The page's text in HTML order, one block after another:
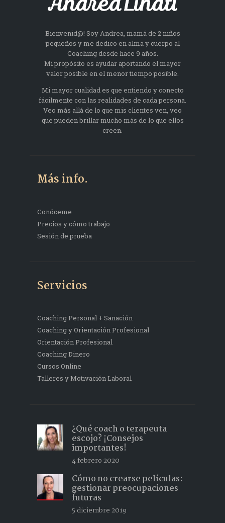
Bienvenid@! Soy Andrea, mamá de 2 niños
pequeños y me dedico en alma y cuerpo al
Coaching desde hace 9 años.
Mi propósito es ayudar aportando el mayor
valor posible en el menor tiempo posible.
Mi mayor cualidad es que entiendo y conecto
fácilmente con las realidades de cada persona.
Veo más allá de lo que mis clientes ven, veo
que pueden brillar mucho más de lo que ellos
creen.
Más info.
Conóceme
Precios y cómo trabajo
Sesión de prueba
Servicios
Coaching Personal + Sanación
Coaching y Orientación Profesional
Orientación Profesional
Coaching Dinero
Cursos Online
Talleres y Motivación Laboral
¿Qué coach o terapeuta
escojo? ¡Consejos
importantes!
4 febrero 2020
Cómo no crearse películas:
gestionar preocupaciones
futuras
5 diciembre 2019